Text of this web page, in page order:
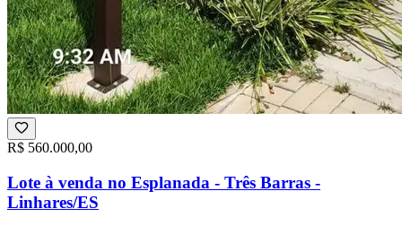
R$ 560.000,00
Lote à venda no Esplanada - Três Barras -
Linhares/ES